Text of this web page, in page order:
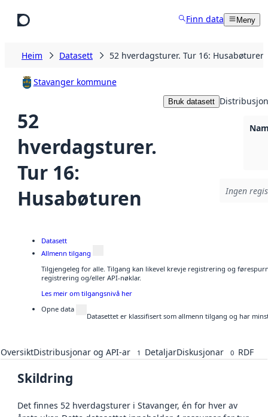
Finn data Meny
Heim Datasett 52 hverdagsturer. Tur 16: Husabøturen
Stavanger kommune
52
hverdagsturer.
Tur 16:
Husabøturen
Bruk datasett
Ingen
Datasett
Allmenn tilgang
Tilgjengeleg for alle. Tilgang kan likevel krevje registrering og
registrering og/eller API-nøklar.
Les meir om tilgangsnivå her
Opne data
Datasettet er klassifisert som allmenn tilgang og har
OversiktDistribusjonar og API-ar 1 DetaljarDiskusjonar 0 RDF
Skildring
Det finnes 52 hverdagsturer i Stavanger, én for hver av